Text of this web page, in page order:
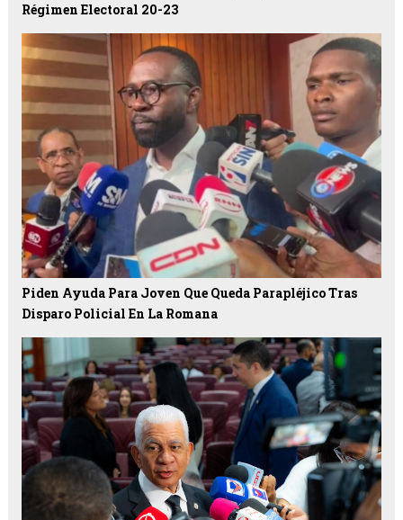
Régimen Electoral 20-23
Piden Ayuda Para Joven Que Queda Parapléjico Tras
Disparo Policial En La Romana